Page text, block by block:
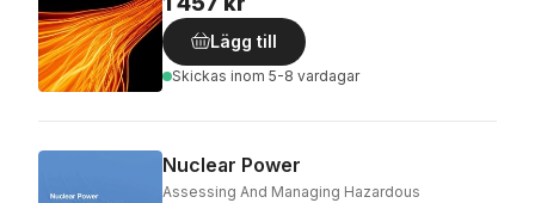
Lägg till
Skickas inom 5-8 vardagar
Nuclear Power
Assessing And Managing Hazardous